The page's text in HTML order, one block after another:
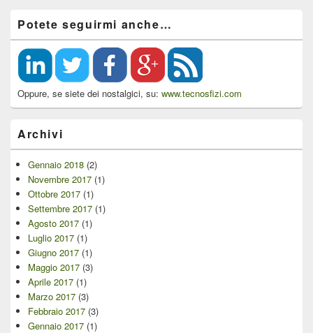
Potete seguirmi anche…
Oppure, se siete dei nostalgici, su: www.tecnosfizi.com
Archivi
Gennaio 2018 (2)
Novembre 2017 (1)
Ottobre 2017 (1)
Settembre 2017 (1)
Agosto 2017 (1)
Luglio 2017 (1)
Giugno 2017 (1)
Maggio 2017 (3)
Aprile 2017 (1)
Marzo 2017 (3)
Febbraio 2017 (3)
Gennaio 2017 (1)